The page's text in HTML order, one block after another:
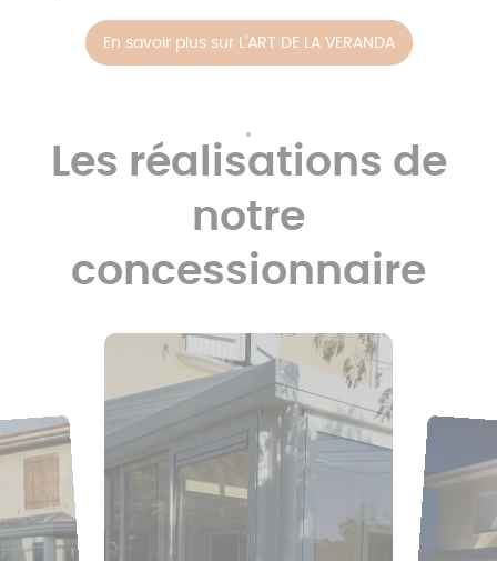
En savoir plus sur L'ART DE LA VERANDA
Les réalisations de
notre
concessionnaire